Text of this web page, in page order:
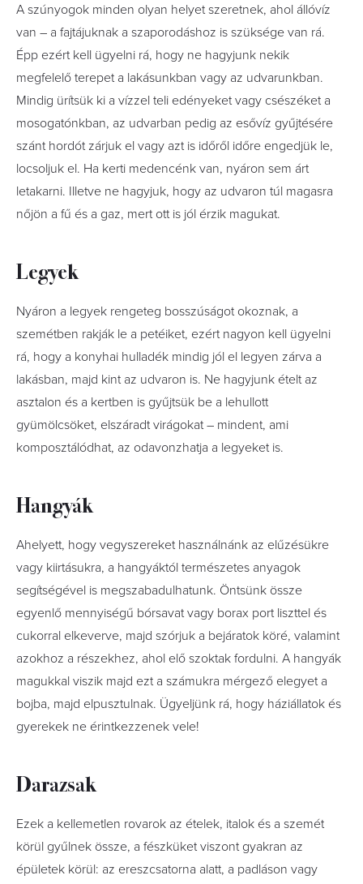
A szúnyogok minden olyan helyet szeretnek, ahol állóvíz
van – a fajtájuknak a szaporodáshoz is szüksége van rá.
Épp ezért kell ügyelni rá, hogy ne hagyjunk nekik
megfelelő terepet a lakásunkban vagy az udvarunkban.
Mindig ürítsük ki a vízzel teli edényeket vagy csészéket a
mosogatónkban, az udvarban pedig az esővíz gyűjtésére
szánt hordót zárjuk el vagy azt is időről időre engedjük le,
locsoljuk el. Ha kerti medencénk van, nyáron sem árt
letakarni. Illetve ne hagyjuk, hogy az udvaron túl magasra
nőjön a fű és a gaz, mert ott is jól érzik magukat.
Legyek
Nyáron a legyek rengeteg bosszúságot okoznak, a
szemétben rakják le a petéiket, ezért nagyon kell ügyelni
rá, hogy a konyhai hulladék mindig jól el legyen zárva a
lakásban, majd kint az udvaron is. Ne hagyjunk ételt az
asztalon és a kertben is gyűjtsük be a lehullott
gyümölcsöket, elszáradt virágokat – mindent, ami
komposztálódhat, az odavonzhatja a legyeket is.
Hangyák
Ahelyett, hogy vegyszereket használnánk az elűzésükre
vagy kiirtásukra, a hangyáktól természetes anyagok
segítségével is megszabadulhatunk. Öntsünk össze
egyenlő mennyiségű bórsavat vagy borax port liszttel és
cukorral elkeverve, majd szórjuk a bejáratok köré, valamint
azokhoz a részekhez, ahol elő szoktak fordulni. A hangyák
magukkal viszik majd ezt a számukra mérgező elegyet a
bojba, majd elpusztulnak. Ügyeljünk rá, hogy háziállatok és
gyerekek ne érintkezzenek vele!
Darazsak
Ezek a kellemetlen rovarok az ételek, italok és a szemét
körül gyűlnek össze, a fészküket viszont gyakran az
épületek körül: az ereszcsatorna alatt, a padláson vagy